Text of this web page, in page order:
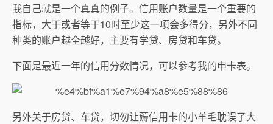
我自己就是一个真真的例子。信用账户数量是一个重要的
指标，大于或者等于10时至少这一项会多得分，另外不同
种类的账户越全越好，主要有学贷、房贷和车贷。
下面是最近一年的信用分数情况，可以参考我的申卡表。
另外关于房贷、车贷，切勿让薅信用卡的小羊毛耽误了大